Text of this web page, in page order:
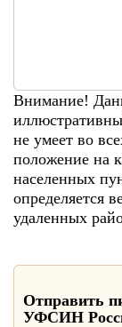
Внимание!
не умеет во
положение на
населенных
определяется
удаленных
Отправить
УФСИН